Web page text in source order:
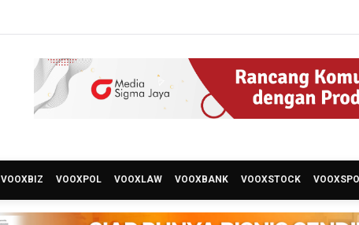
VOOXBIZ VOOXPOL VOOXLAW VOOXBANK VOOXSTOCK